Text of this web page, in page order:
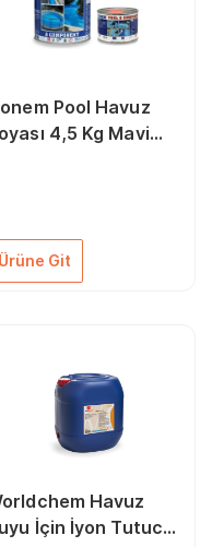
Pool Havuz
4,5 Kg Mavi
Ürüne Git
Havuz
İçin İyon Tutucu